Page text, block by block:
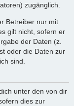
zugänglich.
Betreiber nur mit
gilt nicht, sofern er
der Daten (z.
oder die Daten zur
sind.
unter den von dir
dies zur